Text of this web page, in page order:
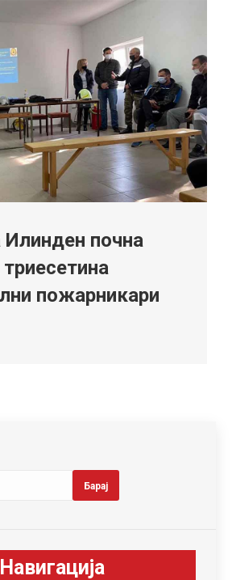
почна
пожарникари
Барај
Навигација